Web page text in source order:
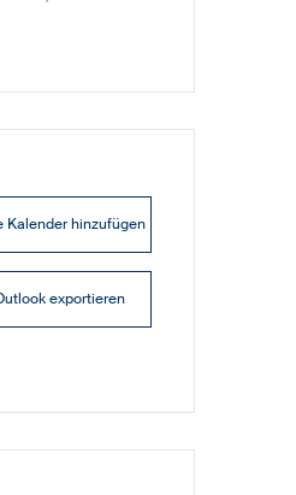
Kalender hinzufügen
exportieren